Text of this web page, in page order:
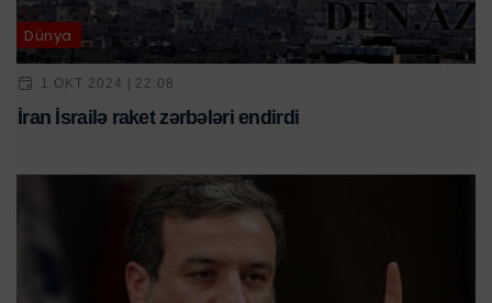
Dünya
1 OKT 2024 | 22:08
İran İsrailə raket zərbələri endirdi